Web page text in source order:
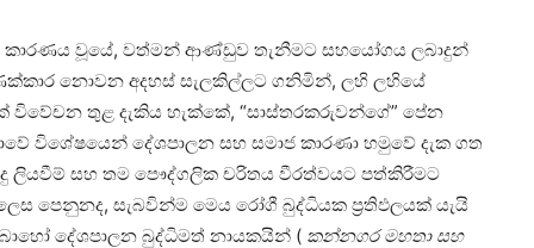
කාරණය වූයේ, වත්මන් ආණ්ඩුව තැනීමට සහයෝගය ලබාදුන්
නොවන අදහස් සැලකිල්ලට ගනිමින්, ලහි ලහියේ
තුළ දැකිය හැක්කේ, “සාස්තරකරුවන්ගේ” පේන
විශේෂයෙන් දේශපාලන සහ සමාජ කාරණා හමුවේ දැක ගත
ලියවීම් සහ තම පෞද්ගලික චරිතය වීරත්වයට පත්කිරීමට
පෙනුනද, සැබවින්ම මෙය රෝගී බුද්ධියක ප්‍රතිඵලයක් යැයි
දේශපාලන බුද්ධිමත් නායකයින් ( කන්නගර මහතා සහ